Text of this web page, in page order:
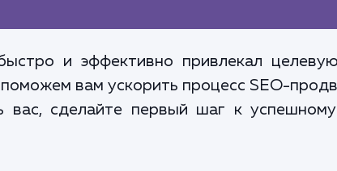
и эффективно привлекал
вам ускорить процесс SEO-
вас, сделайте первый шаг к